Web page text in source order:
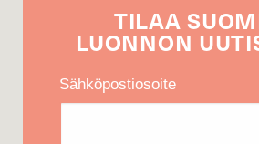
TILAA
LUONNON
Sähköpostiosoite